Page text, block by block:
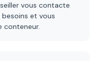
vous contacte
et vous
conteneur.